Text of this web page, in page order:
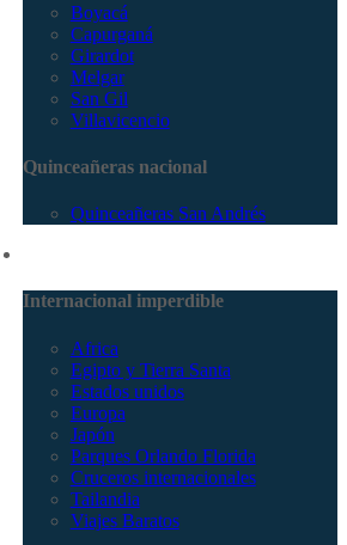
Boyacá
Capurganá
Girardot
Melgar
San Gil
Villavicencio
Quinceañeras nacional
Quinceañeras San Andrés
Internacional imperdible
Africa
Egipto y Tierra Santa
Estados unidos
Europa
Japón
Parques Orlando Florida
Cruceros internacionales
Tailandia
Viajes Baratos